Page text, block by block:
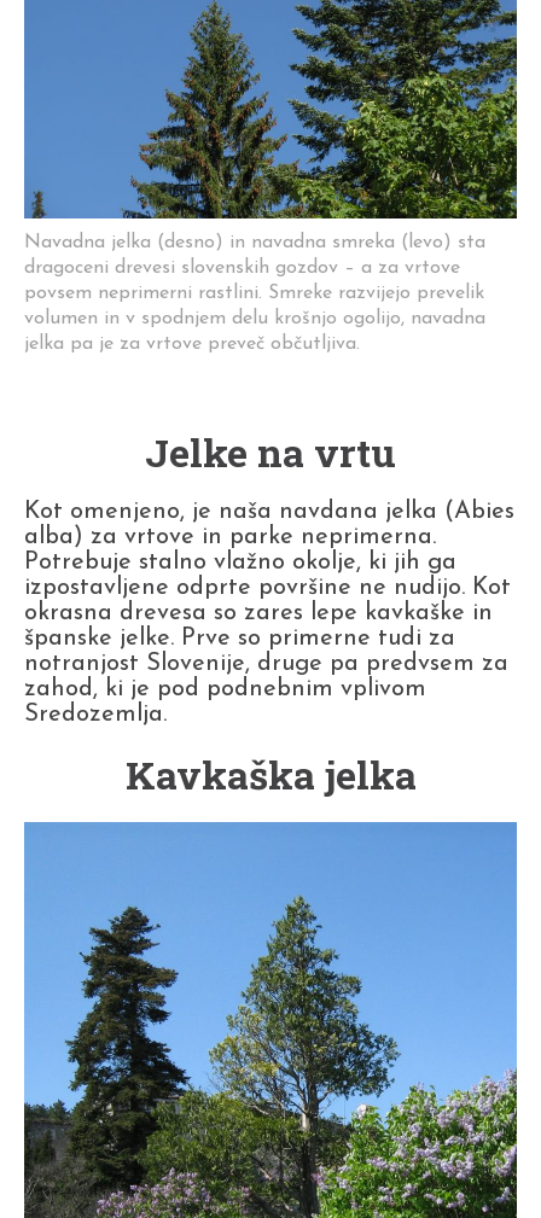
Navadna jelka (desno) in navadna smreka (levo) sta
dragoceni drevesi slovenskih gozdov – a za vrtove
povsem neprimerni rastlini. Smreke razvijejo prevelik
volumen in v spodnjem delu krošnjo ogolijo, navadna
jelka pa je za vrtove preveč občutljiva.
Jelke na vrtu
Kot omenjeno, je naša navdana jelka (Abies
alba) za vrtove in parke neprimerna.
Potrebuje stalno vlažno okolje, ki jih ga
izpostavljene odprte površine ne nudijo. Kot
okrasna drevesa so zares lepe kavkaške in
španske jelke. Prve so primerne tudi za
notranjost Slovenije, druge pa predvsem za
zahod, ki je pod podnebnim vplivom
Sredozemlja.
Kavkaška jelka